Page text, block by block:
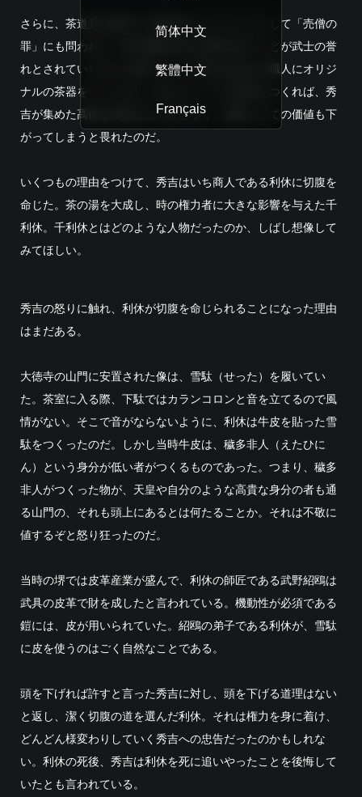
さらに、茶道具を勝手に大量生産しようとしたとして「売僧の
罪」にも問われた。希少価値の高い茶器を持つことが武士の誉
れとされていたのにも関わらず、利休はお抱えの職人にオリジ
ナルの茶器をつくらせた。茶人のトップが茶器をつくれば、秀
吉が集めた高価な茶器は二の次となり、褒美としての価値も下
がってしまうと畏れたのだ。
いくつもの理由をつけて、秀吉はいち商人である利休に切腹を
命じた。茶の湯を大成し、時の権力者に大きな影響を与えた千
利休。千利休とはどのような人物だったのか、しばし想像して
みてほしい。
秀吉の怒りに触れ、利休が切腹を命じられることになった理由
はまだある。
大徳寺の山門に安置された像は、雪駄（せった）を履いてい
た。茶室に入る際、下駄ではカランコロンと音を立てるので風
情がない。そこで音がならないように、利休は牛皮を貼った雪
駄をつくったのだ。しかし当時牛皮は、穢多非人（えたひに
ん）という身分が低い者がつくるものであった。つまり、穢多
非人がつくった物が、天皇や自分のような高貴な身分の者も通
る山門の、それも頭上にあるとは何たることか。それは不敬に
値するぞと怒り狂ったのだ。
当時の堺では皮革産業が盛んで、利休の師匠である武野紹鴎は
武具の皮革で財を成したと言われている。機動性が必須である
鎧には、皮が用いられていた。紹鴎の弟子である利休が、雪駄
に皮を使うのはごく自然なことである。
頭を下げれば許すと言った秀吉に対し、頭を下げる道理はない
と返し、潔く切腹の道を選んだ利休。それは権力を身に着け、
どんどん様変わりしていく秀吉への忠告だったのかもしれな
い。利休の死後、秀吉は利休を死に追いやったことを後悔して
いたとも言われている。
简体中文
繁體中文
Français